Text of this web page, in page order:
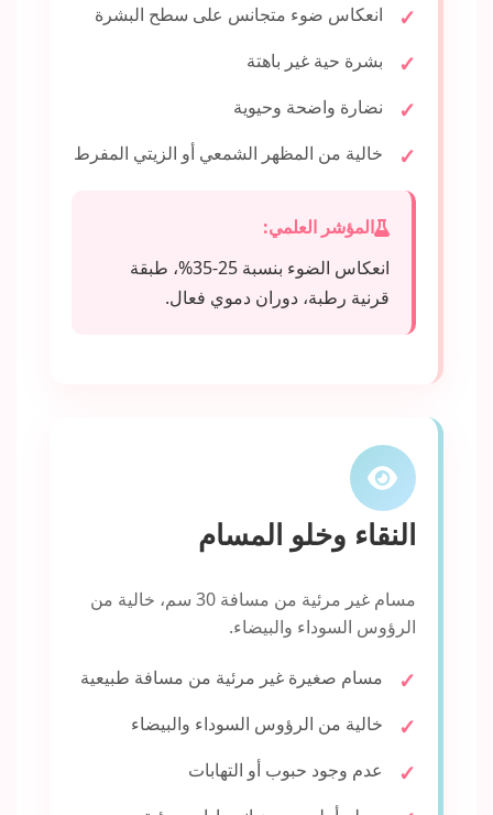
انعكاس ضوء متجانس على سطح البشرة
بشرة حية غير باهتة
نضارة واضحة وحيوية
خالية من المظهر الشمعي أو الزيتي المفرط
المؤشر العلمي:
انعكاس الضوء بنسبة 25-35%، طبقة
قرنية رطبة، دوران دموي فعال.
النقاء وخلو المسام
مسام غير مرئية من مسافة 30 سم، خالية من
الرؤوس السوداء والبيضاء.
مسام صغيرة غير مرئية من مسافة طبيعية
خالية من الرؤوس السوداء والبيضاء
عدم وجود حبوب أو التهابات